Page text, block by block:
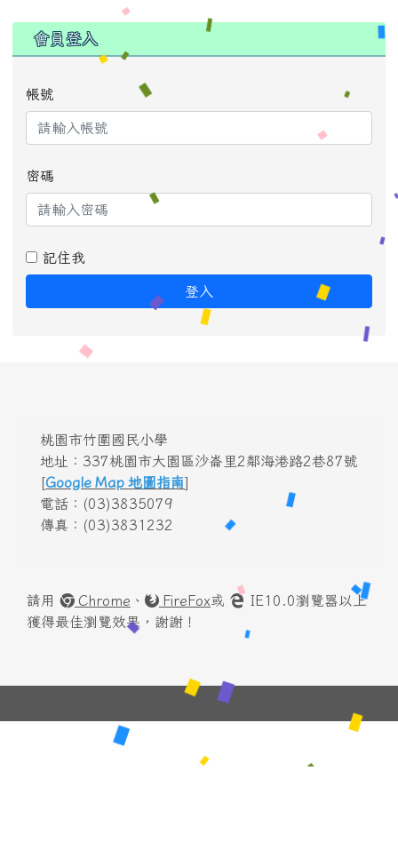
會員登入
帳號
密碼
記住我
登入
桃園市竹圍國民小學
地址：337桃園市大園區沙崙里2鄰海港路2巷87號
[Google Map 地圖指南]
電話：(03)3835079
傳真：(03)3831232
請用 Chrome 、 FireFox或
IE10.0瀏覽器以上
獲得最佳瀏覽效果，謝謝！